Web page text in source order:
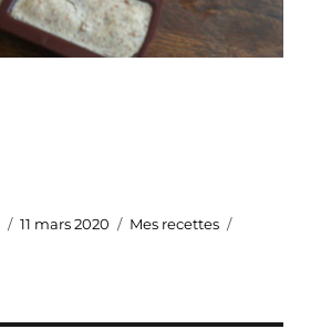
Publié
11 mars 2020 Catégories
Mes recettes